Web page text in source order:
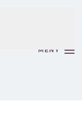
MENY